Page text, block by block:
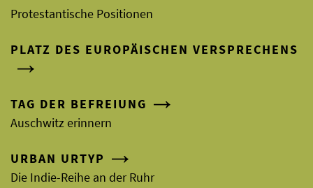
Protestantische Positionen
PLATZ DES EUROPÄISCHEN VERSPRECHENS
TAG DER BEFREIUNG
Auschwitz erinnern
URBAN URTYP
Die Indie-Reihe an der Ruhr